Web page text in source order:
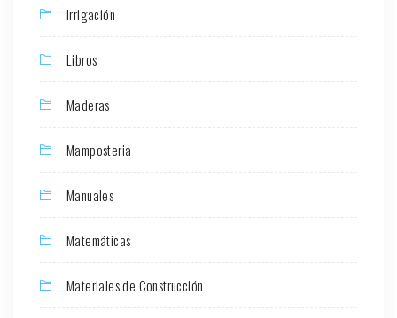
Irrigación
Libros
Maderas
Mamposteria
Manuales
Matemáticas
Materiales de Construcción